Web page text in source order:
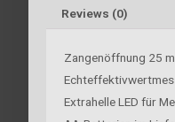
Reviews (0)
Zangenöffnung 25
Extrahelle LED für